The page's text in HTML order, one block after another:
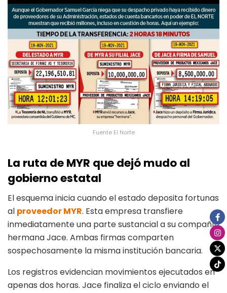
Fuente El Norte
La ruta de MYR que dejó mudo al
gobierno estatal
El esquema inicia cuando el estado deposita fortunas
al proveedor MYR. Esta empresa transfiere
inmediatamente una parte sustancial a su compañía
hermana Jace. Ambas firmas comparten
sospechosamente la misma institución bancaria.
Los registros evidencian movimientos ejecutados en
apenas dos horas. Jace finaliza el ciclo enviando el